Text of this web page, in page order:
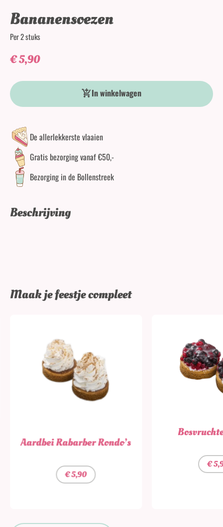
Bananensoezen
Per 2 stuks
€5,90
Bananensoezen aantal
In winkelwagen
De allerlekkerste vlaaien
Gratis bezorging vanaf €50,-
Bezorging in de Bollenstreek
Beschrijving
Maak je feestje compleet
Aardbei Rabarber Rondo’s
€5,90
€